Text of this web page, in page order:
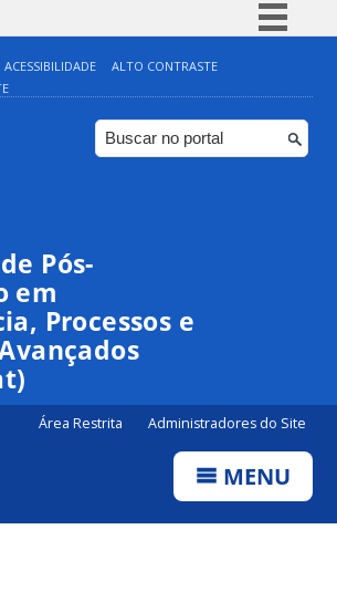
Simplifique!
Comunica BR
Participe
ACESSIBILIDADE
ALTO CONTRASTE
Pós-
em
Processos e
Área Restrita Administradores do Site
MENU